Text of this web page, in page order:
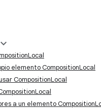
elemento CompositionLocal
CompositionLocal
a un elemento